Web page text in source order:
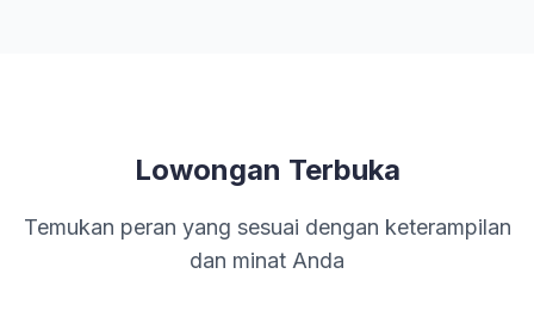
Lowongan Terbuka
Temukan peran yang sesuai dengan keterampilan
dan minat Anda